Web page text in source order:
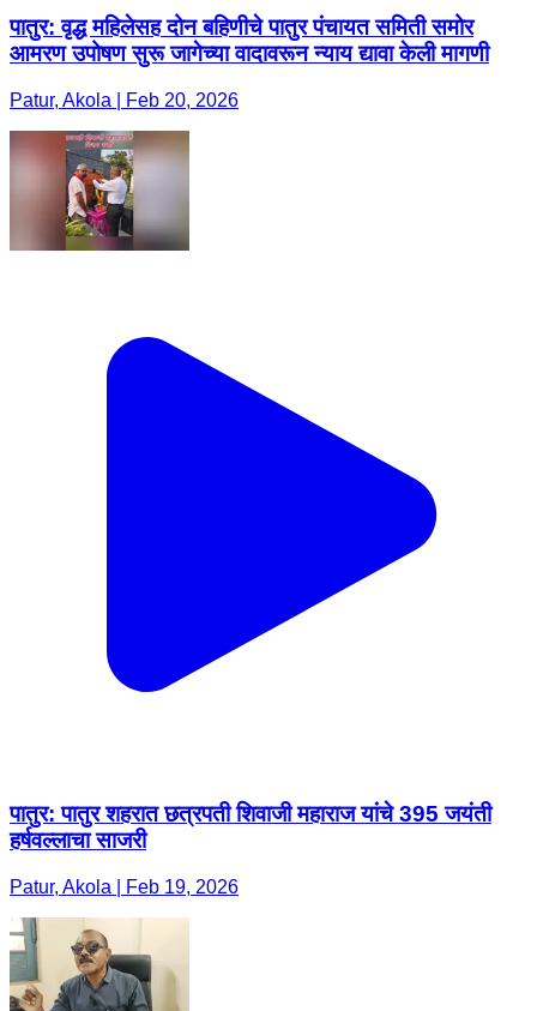
पातुर: वृद्ध महिलेसह दोन बहिणीचे पातुर पंचायत समिती समोर
आमरण उपोषण सुरू जागेच्या वादावरून न्याय द्यावा केली मागणी
Patur, Akola | Feb 20, 2026
पातुर: पातुर शहरात छत्रपती शिवाजी महाराज यांचे 395 जयंती
हर्षवल्लाचा साजरी
Patur, Akola | Feb 19, 2026